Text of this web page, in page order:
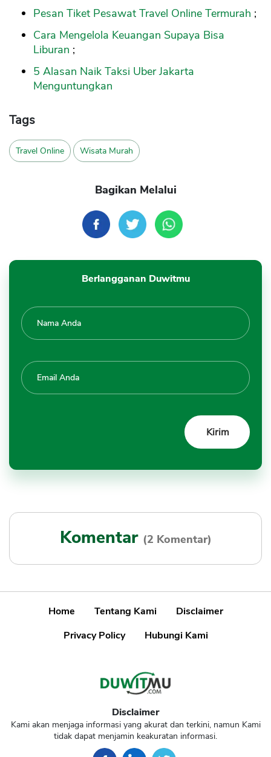
Pesan Tiket Pesawat Travel Online Termurah ;
Cara Mengelola Keuangan Supaya Bisa
Liburan ;
5 Alasan Naik Taksi Uber Jakarta
Menguntungkan
Tags
Travel Online Wisata Murah
Bagikan Melalui
Berlangganan Duwitmu
Komentar (2 Komentar)
Home Tentang Kami
Disclaimer
Privacy Policy
Hubungi Kami
Disclaimer
Kami akan menjaga informasi yang akurat dan terkini, namun Kami
tidak dapat menjamin keakuratan informasi.